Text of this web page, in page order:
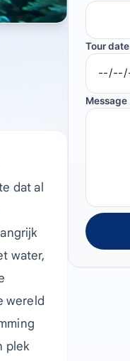
dat al
water,
wereld
plek
Tour date
Message